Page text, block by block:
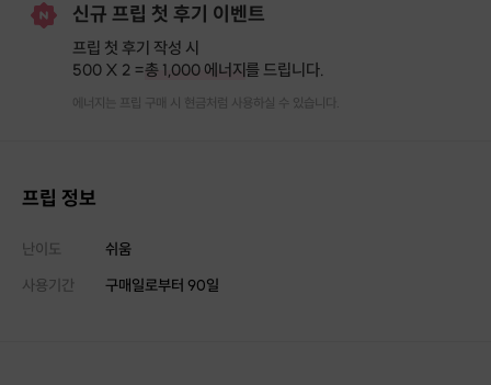
신규 프립 첫 후기 이벤트
프립 첫 후기 작성 시
500 X 2 =총 1,000 에너지를 드립니다.
에너지는 프립 구매 시 현금처럼 사용하실 수 있습니다.
프립 정보
난이도
쉬움
사용기간
구매일로부터 90일